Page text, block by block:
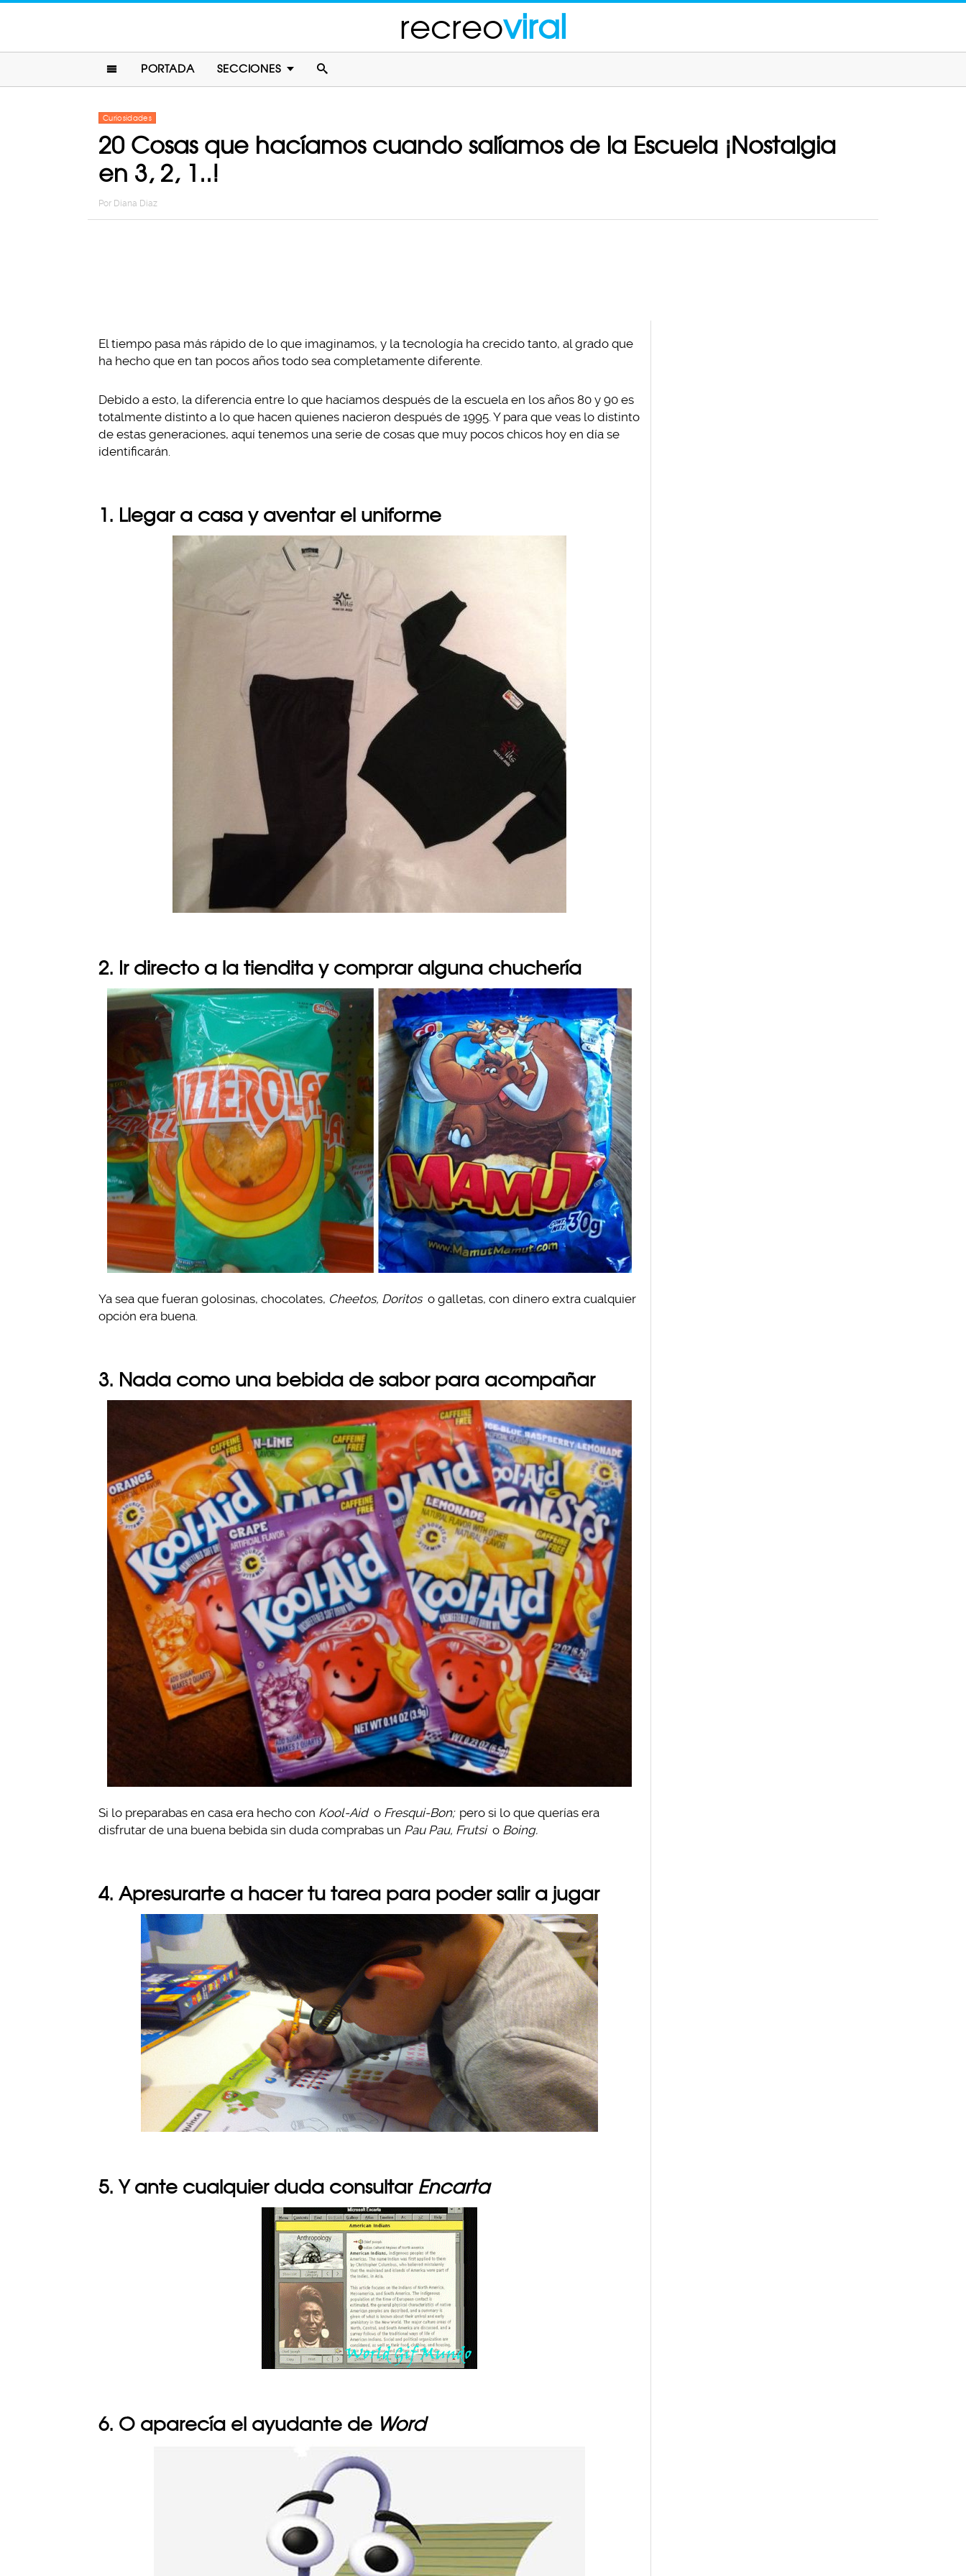
recreoviral
PORTADA SECCIONES
Curiosidades
20 Cosas que hacíamos cuando salíamos de la Escuela ¡Nostalgia
en 3, 2, 1..!
Por Diana Diaz
El tiempo pasa más rápido de lo que imaginamos, y la tecnología ha crecido tanto, al grado que
ha hecho que en tan pocos años todo sea completamente diferente.
Debido a esto, la diferencia entre lo que hacíamos después de la escuela en los años 80 y 90 es
totalmente distinto a lo que hacen quienes nacieron después de 1995. Y para que veas lo distinto
de estas generaciones, aquí tenemos una serie de cosas que muy pocos chicos hoy en día se
identificarán.
1. Llegar a casa y aventar el uniforme
2. Ir directo a la tiendita y comprar alguna chuchería
Ya sea que fueran golosinas, chocolates, Cheetos, Doritos o galletas, con dinero extra cualquier
opción era buena.
3. Nada como una bebida de sabor para acompañar
Si lo preparabas en casa era hecho con Kool-Aid o Fresqui-Bon; pero si lo que querías era
disfrutar de una buena bebida sin duda comprabas un Pau Pau, Frutsi o Boing.
4. Apresurarte a hacer tu tarea para poder salir a jugar
5. Y ante cualquier duda consultar Encarta
6. O aparecía el ayudante de Word